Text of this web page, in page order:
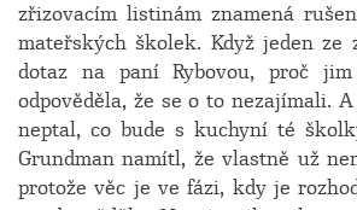
zřizovacím listinám znamená
mateřských školek. Když jeden ze
dotaz na paní Rybovou, proč
odpověděla, že se o to nezajímali.
neptal, co bude s kuchyní té
Grundman namítl, že vlastně už
protože věc je ve fázi, kdy je